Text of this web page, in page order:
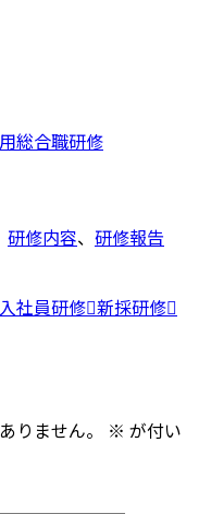
総合職研修
研修内容、 研修報告
社員研修 新採研修
りません。 ※ が付い